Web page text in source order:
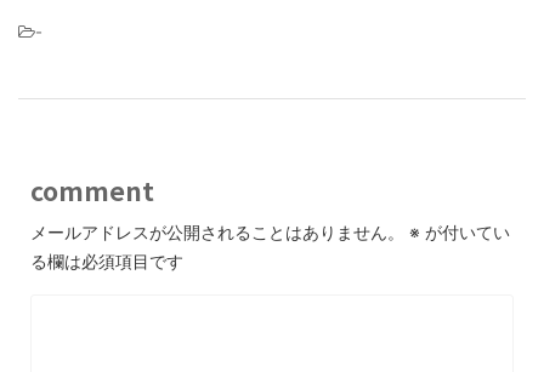
-
comment
メールアドレスが公開されることはありません。 ※ が付いてい
る欄は必須項目です